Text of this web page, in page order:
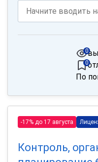
0
0
По
-17% до 17 августа
Контроль,